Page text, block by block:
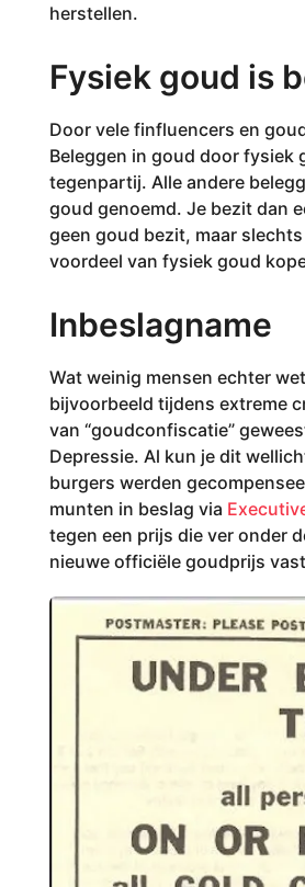
herstellen.
Fysiek goud is
Door vele finfluencers en
Beleggen in goud door fysiek
tegenpartij. Alle andere
goud genoemd. Je bezit dan
geen goud bezit, maar
voordeel van fysiek goud
Inbeslagname
Wat weinig mensen echter
bijvoorbeeld tijdens extreme
van “goudconfiscatie”
Depressie. Al kun je dit
burgers werden
munten in beslag via
tegen een prijs die ver onder
nieuwe officiële goudprijs